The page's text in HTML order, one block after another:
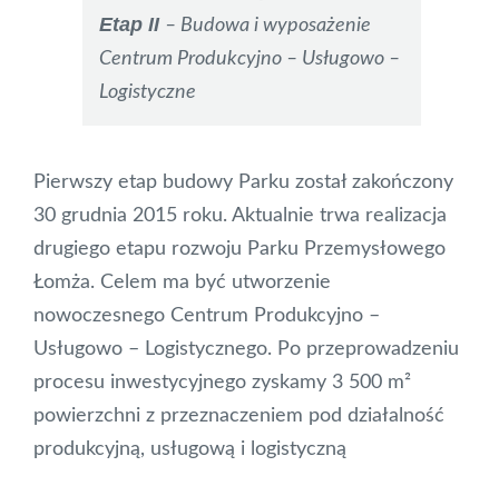
Etap II – Budowa i wyposażenie
Centrum Produkcyjno – Usługowo –
Logistyczne
Pierwszy etap budowy Parku został zakończony
30 grudnia 2015 roku. Aktualnie trwa realizacja
drugiego etapu rozwoju Parku Przemysłowego
Łomża. Celem ma być utworzenie
nowoczesnego Centrum Produkcyjno –
Usługowo – Logistycznego. Po przeprowadzeniu
procesu inwestycyjnego zyskamy 3 500 m²
powierzchni z przeznaczeniem pod działalność
produkcyjną, usługową i logistyczną